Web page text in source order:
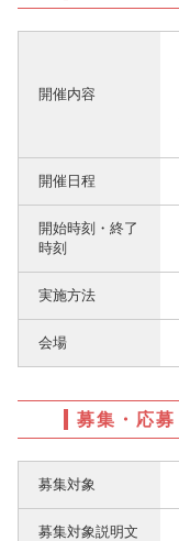
開催内容
開催日程
開始時刻・終了
時刻
実施方法
会場
募集・応募
募集対象
募集対象説明文